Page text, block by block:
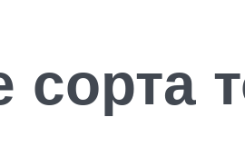
сорта